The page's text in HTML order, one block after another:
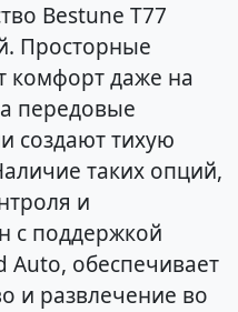
Bestune T77
Просторные
комфорт даже на
передовые
создают тихую
таких опций,
и
с поддержкой
Auto, обеспечивает
и развлечение во